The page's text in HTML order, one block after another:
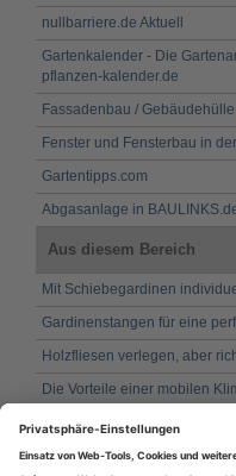
nullbarriere.de Aktuell
Gartenkalender - Die
pflanzen-kalender.de
Fassadenbau /
Fenster und Fensterbau in
Gartentipps.com
Abgasanlage in
Aus diesem Bereich
Mit Schiebegardinen
Gardinenstangen für eine
Holzfliesen verlegen, aber
Die Vorteile einer mobilen
Passende Schiebegardinen
Der Garderobenständer ist